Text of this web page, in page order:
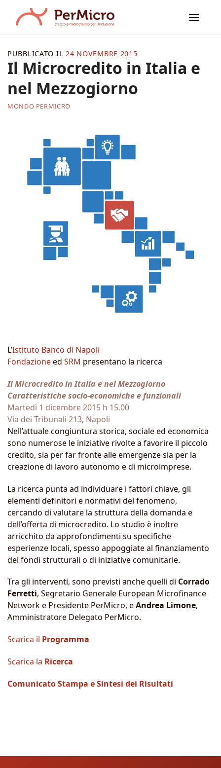
contenuti
MONDO PERMICRO
Il Microcredito in Italia e
nel Mezzogiorno
PUBBLICATO IL24 NOVEMBRE 2015
L’Istituto Banco di Napoli
Fondazioneed SRM presentano la ricerca
Il Microcredito in Italia e nel Mezzogiorno
Caratteristiche socio-economiche e funzionali
Martedì 1 dicembre 2015 h 15.00
Via dei Tribunali 213, Napoli
Nell’attuale congiuntura storica, sociale ed economica
sono numerose le iniziative rivolte a favorire il piccolo
credito, sia per far fronte alle emergenze sia per la
creazione di lavoro autonomo e di microimprese.
La ricerca punta ad individuare i fattori chiave, gli
elementi definitori e normativi del fenomeno,
cercando di valutare la struttura della domanda e
dell’offerta di microcredito. Lo studio è inoltre
arricchito da approfondimenti su specifiche
esperienze locali, spesso appoggiate al finanziamento
dei fondi strutturali o di iniziative comunitarie.
Tra gli interventi, sono previsti anche quelli di Corrado
Ferretti, Segretario Generale European Microfinance
Network e Presidente PerMicro, eAndrea Limone,
Amministratore Delegato PerMicro.
Scarica il Programma
Scarica la Ricerca
Comunicato Stampa e Sintesi dei Risultati